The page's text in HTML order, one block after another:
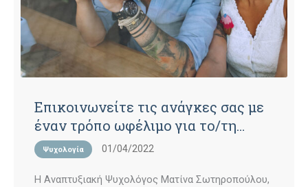
Επικοινωνείτε τις ανάγκες σας με
έναν τρόπο ωφέλιμο για το/τη
σύντροφό σας;
01/04/2022
Ψυχολογία
H Aναπτυξιακή Ψυχολόγος Ματίνα Σωτηροπούλου,